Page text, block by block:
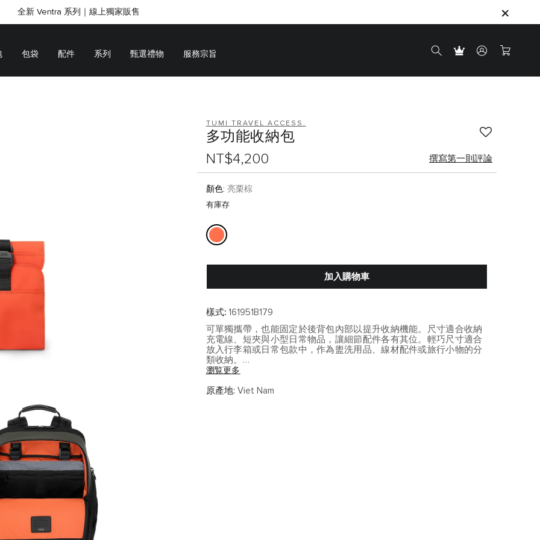
SHOP GIFTS
SHOP GIFTS
全新 Ventra 系列｜線上獨家販售
包袋 配件 系列 甄選禮物 服務宗旨
TUMI TRAVEL ACCESS.
多功能收納包
NT$4,200
撰寫第一則評論
顏色: 亮栗棕
有庫存
加入購物車
樣式: 161951B179
可單獨攜帶，也能固定於後背包內部以提升收納機能。尺寸適合收納
充電線、短夾與小型日常物品，讓細節配件各有其位。輕巧尺寸適合
放入行李箱或日常包款中，作為盥洗用品、線材配件或旅行小物的分
類收納。
與旅途提供兼具質感與效率的選擇。
瀏覧更多
原產地: Viet Nam